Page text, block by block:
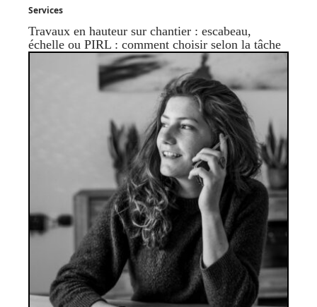
Services
Travaux en hauteur sur chantier : escabeau,
échelle ou PIRL : comment choisir selon la tâche